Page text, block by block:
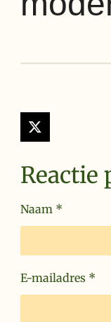
X
Reactie
Naam *
E-mailadres *